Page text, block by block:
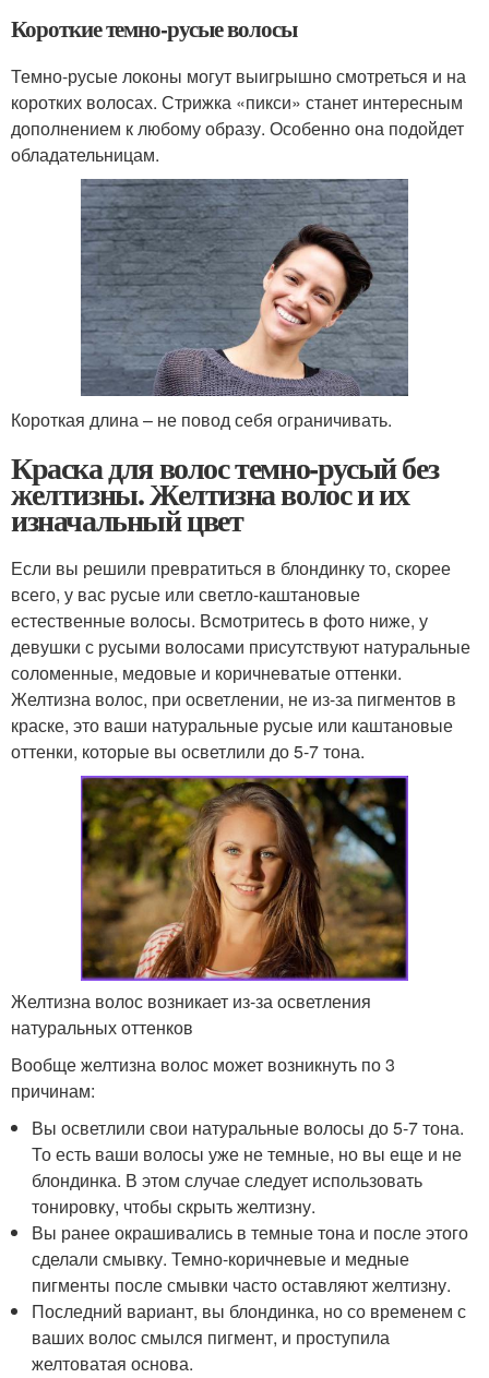
Короткие темно-русые волосы
Темно-русые локоны могут выигрышно смотреться и на
коротких волосах. Стрижка «пикси» станет интересным
дополнением к любому образу. Особенно она подойдет
обладательницам.
Короткая длина – не повод себя ограничивать.
Краска для волос темно-русый без
желтизны. Желтизна волос и их
изначальный цвет
Если вы решили превратиться в блондинку то, скорее
всего, у вас русые или светло-каштановые
естественные волосы. Всмотритесь в фото ниже, у
девушки с русыми волосами присутствуют натуральные
соломенные, медовые и коричневатые оттенки.
Желтизна волос, при осветлении, не из-за пигментов в
краске, это ваши натуральные русые или каштановые
оттенки, которые вы осветлили до 5-7 тона.
Желтизна волос возникает из-за осветления
натуральных оттенков
Вообще желтизна волос может возникнуть по 3
причинам:
Вы осветлили свои натуральные волосы до 5-7 тона.
То есть ваши волосы уже не темные, но вы еще и не
блондинка. В этом случае следует использовать
тонировку, чтобы скрыть желтизну.
Вы ранее окрашивались в темные тона и после этого
сделали смывку. Темно-коричневые и медные
пигменты после смывки часто оставляют желтизну.
Последний вариант, вы блондинка, но со временем с
ваших волос смылся пигмент, и проступила
желтоватая основа.